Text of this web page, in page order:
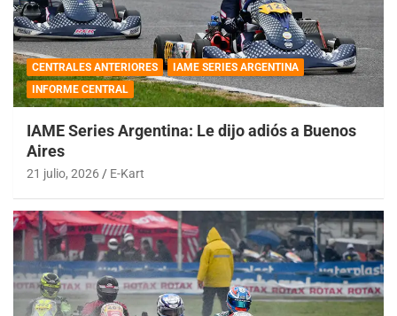
CENTRALES ANTERIORES
IAME SERIES ARGENTINA
INFORME CENTRAL
IAME Series Argentina: Le dijo adiós a Buenos
Aires
21 julio, 2026 E-Kart